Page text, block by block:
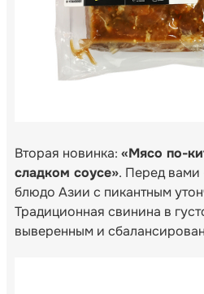
Вторая новинка: «Мясо по-
сладком соусе». Перед
блюдо Азии с пикантным
Традиционная свинина в
выверенным и